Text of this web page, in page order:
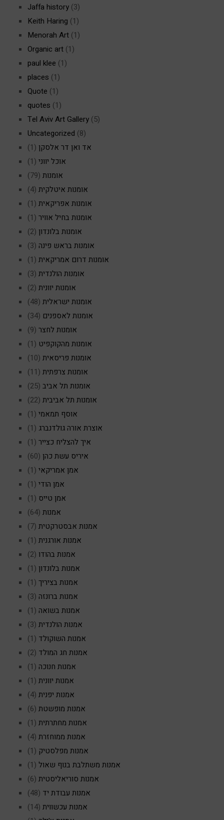
Jaffa history (3)
Keith Haring (1)
Menorah Art (1)
Organic art (1)
paul klee (1)
places (1)
Quote (1)
quotes (1)
Tel Aviv Art Gallery (5)
Uncategorized (8)
אד ואן דר אלסקן (1)
אוכל יווני (1)
אומנות (79)
אומנות איטלקית (4)
אומנות אפריקאית (1)
אומנות בחיל אוויר (1)
אומנות בלונדון (2)
אומנות בראש פינה (3)
אומנות דרום אמריקאית (1)
אומנות הולנדית (3)
אומנות יוונית (2)
אומנות ישראלית (48)
אומנות לאספנים (34)
אומנות לחצר (9)
אומנות מהקוקפיט (1)
אומנות פריסאית (10)
אומנות צרפתית (11)
אומנות תל אביב (25)
אומנות תל אביבית (22)
אוסף תמאמי (1)
אוצרת אורה גולדנברג (1)
איך להצליח כצייר (1)
איריס עשת כהן (60)
אמן אמריקאי (1)
אמן הודי (1)
אמן טייס (1)
אמנות (64)
אמנות אבסטרקטית (7)
אמנות אורגנית (1)
אמנות בהודו (2)
אמנות בלונדון (1)
אמנות בציריך (1)
אמנות ברונזה (3)
אמנות בשואה (1)
אמנות הולנדית (3)
אמנות השוקולד (1)
אמנות חג המולד (2)
אמנות חנוכה (1)
אמנות יוונית (1)
אמנות יפנית (4)
אמנות מופשטת (6)
אמנות מחתרתית (1)
אמנות ממוחזרת (4)
אמנות מפלסטיק (1)
אמנות משתלבת בנוף שאול (1)
אמנות סוריאליסטית (6)
אמנות עבודת יד (48)
אמנות עכשווית (14)